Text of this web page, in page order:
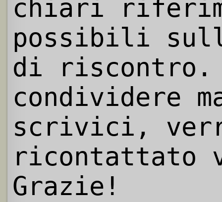
chiari
possibili
di riscontro.
condividere
scrivici,
ricontattato
Grazie!